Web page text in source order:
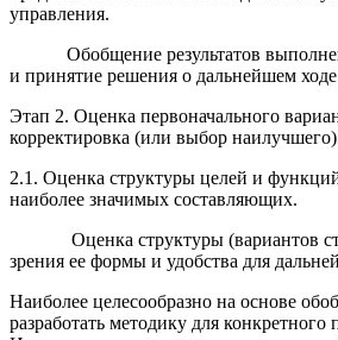
управления.
Обобщение результатов
и принятие решения о дальнейшем ходе
Этап 2. Оценка первоначального
корректировка (или выбор
2.1. Оценка структуры целей и
наиболее значимых составляющих.
Оценка структуры (вариантов
зрения ее формы и удобства для
Наиболее целесообразно на основе
разработать методику для конкретного